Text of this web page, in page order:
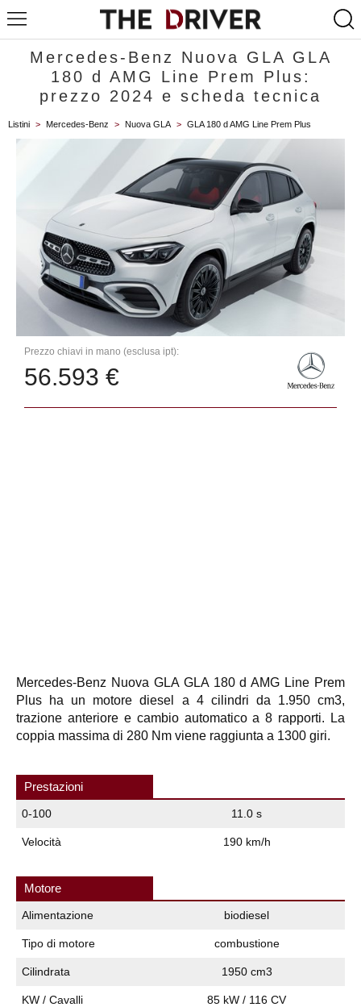
Mercedes-Benz Nuova GLA GLA
180 d AMG Line Prem Plus:
prezzo 2024 e scheda tecnica
Listini > Mercedes-Benz > Nuova GLA > GLA 180 d AMG Line Prem Plus
Prezzo chiavi in mano (esclusa ipt):
56.593 €
Mercedes-Benz Nuova GLA GLA 180 d AMG Line Prem
Plus ha un motore diesel a 4 cilindri da 1.950 cm3,
trazione anteriore e cambio automatico a 8 rapporti. La
coppia massima di 280 Nm viene raggiunta a 1300 giri.
Prestazioni
0-100 11.0 s
Velocità 190 km/h
Motore
Alimentazione biodiesel
Tipo di motore combustione
Cilindrata 1950 cm3
KW / Cavalli 85 kW / 116 CV